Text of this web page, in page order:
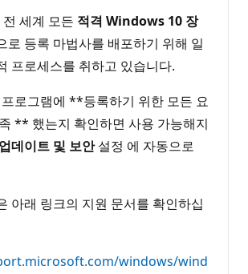
세계 모든 적격 Windows 10 장
로 등록 마법사를 배포하기 위해 일
프로세스를 취하고 있습니다.
프로그램에 **등록하기 위한 모든 요
** 했는지 확인하면 사용 가능해지
업데이트 및 보안설정 에 자동으로
아래 링크의 지원 문서를 확인하십
windows/wind